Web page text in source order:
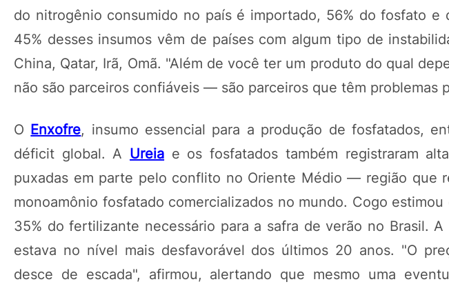
do nitrogênio consumido no país é importado, 56% do fosfato e
45% desses insumos vêm de países com algum tipo de
China, Qatar, Irã, Omã. "Além de você ter um produto do qual
não são parceiros confiáveis — são parceiros que têm problemas
O Enxofre, insumo essencial para a produção de fosfatados,
déficit global. A Ureia e os fosfatados também registraram
puxadas em parte pelo conflito no Oriente Médio — região que
monoamônio fosfatado comercializados no mundo. Cogo
35% do fertilizante necessário para a safra de verão no Brasil.
estava no nível mais desfavorável dos últimos 20 anos. "O
desce de escada", afirmou, alertando que mesmo uma